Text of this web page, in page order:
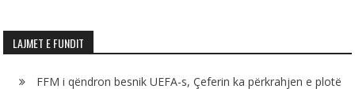
LAJMET E FUNDIT
FFM i qëndron besnik UEFA-s, Çeferin ka përkrahjen e plotë